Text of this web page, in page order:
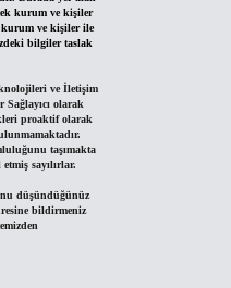
kurum ve kişiler
kurum ve kişiler ile
bilgiler taslak
ve İletişim
olarak
proaktif olarak
taşımakta
sayılırlar.
düşündüğünüz
bildirmeniz